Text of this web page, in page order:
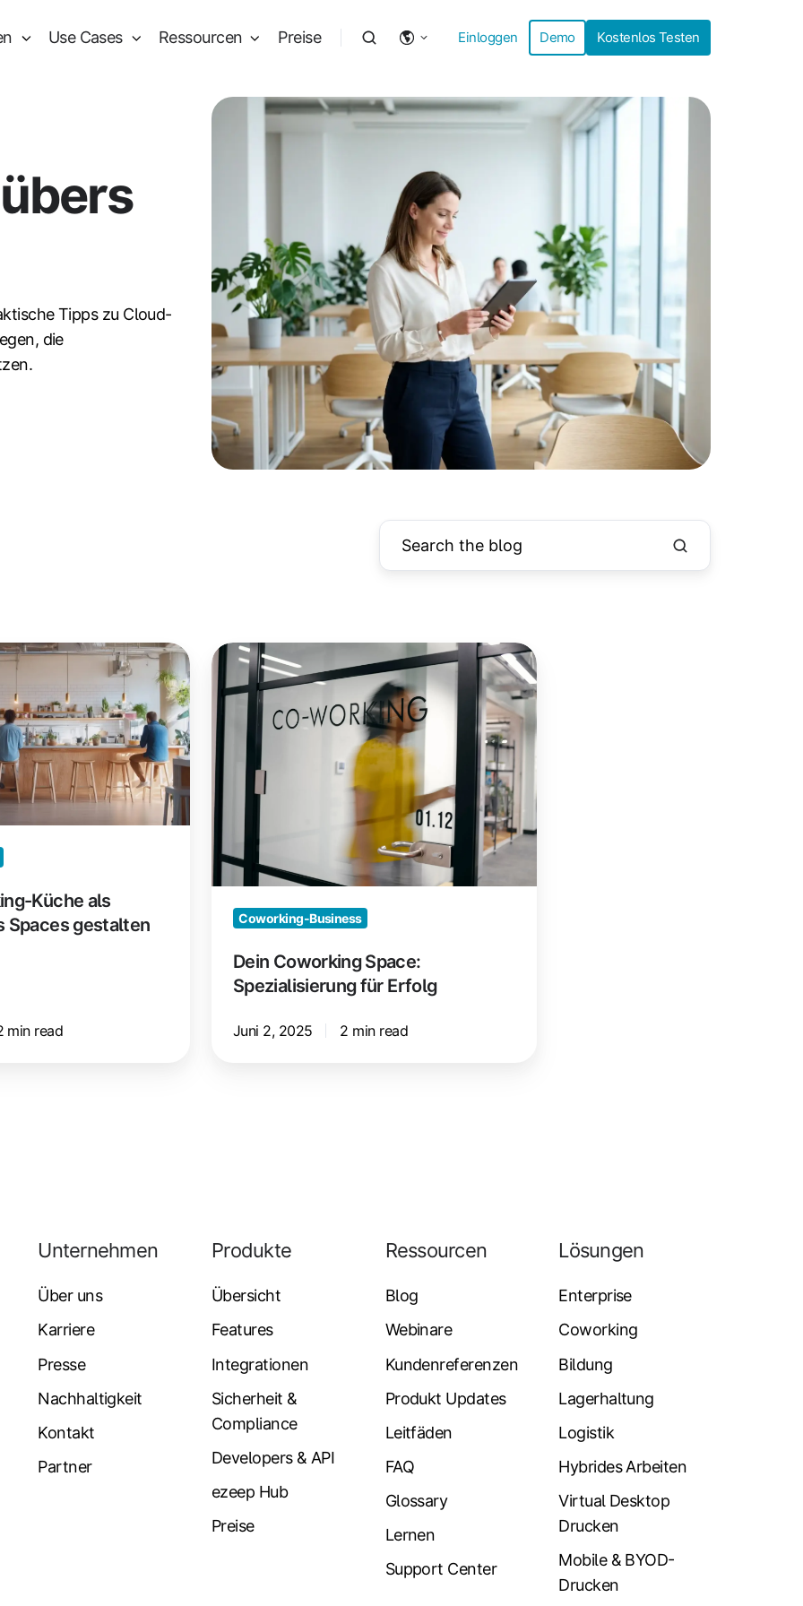
Use Cases Ressourcen Preise Einloggen Demo Kostenlos Testen
Tipps zu Cloud-
die
Küche als
Spaces gestalten
min read
Dein
Coworking
Space:
Spezialisierung
für
Erfolg
Coworking-Business
Dein Coworking Space:
Spezialisierung für Erfolg
Juni 2, 2025 2 min read
Unternehmen
Über uns
Karriere
Presse
Nachhaltigkeit
Kontakt
Partner
Produkte
Übersicht
Features
Integrationen
Sicherheit &
Compliance
Developers & API
ezeep Hub
Preise
Ressourcen
Blog
Webinare
Kundenreferenzen
Produkt Updates
Leitfäden
FAQ
Glossary
Lernen
Support Center
Lösungen
Enterprise
Coworking
Bildung
Lagerhaltung
Logistik
Hybrides Arbeiten
Virtual Desktop
Drucken
Mobile & BYOD-
Drucken